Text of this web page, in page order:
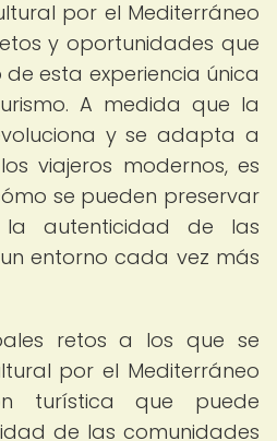
por el Mediterráneo
y oportunidades que
esta experiencia única
A medida que la
y se adapta a
viajeros modernos, es
se pueden preservar
autenticidad de las
entorno cada vez más
retos a los que se
por el Mediterráneo
turística que puede
de las comunidades